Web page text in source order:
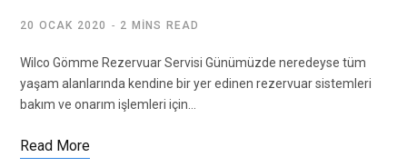
20 OCAK 2020 2 MINS READ
Wilco Gömme Rezervuar Servisi Günümüzde neredeyse tüm
yaşam alanlarında kendine bir yer edinen rezervuar sistemleri
bakım ve onarım işlemleri için…
Read More